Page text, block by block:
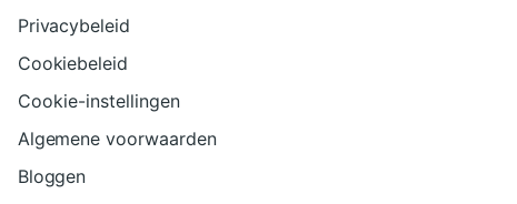
Privacybeleid
Cookiebeleid
Cookie-instellingen
Algemene voorwaarden
Bloggen